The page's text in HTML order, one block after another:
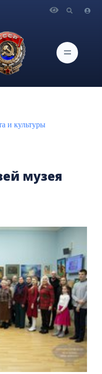
и культуры
музея